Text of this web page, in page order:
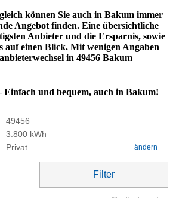
können Sie auch in Bakum immer
Angebot finden. Eine übersichtliche
Anbieter und die Ersparnis, sowie
auf einen Blick. Mit wenigen Angaben
in 49456 Bakum
Einfach und bequem, auch in Bakum!